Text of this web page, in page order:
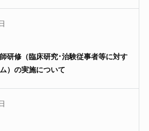
研修（臨床研究･治験従事者等に対す
）の実施について